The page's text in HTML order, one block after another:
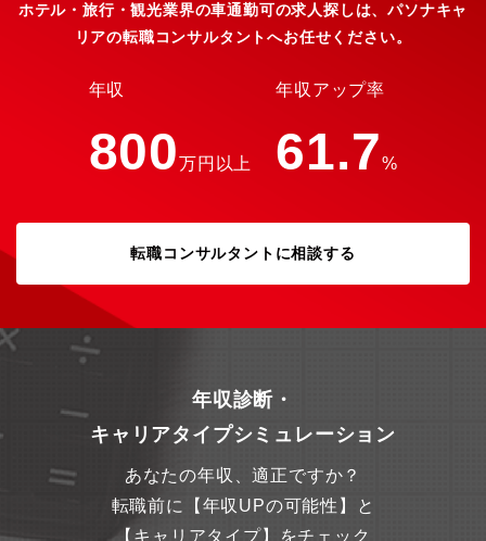
ホテル・旅行・観光業界の車通勤可の求人探しは、パソナキャ
リアの転職コンサルタントへお任せください。
年収
800万円以上
年収アップ率
61.7%
転職コンサルタントに相談する
年収診断・
キャリアタイプシミュレーション
あなたの年収、適正ですか？
転職前に【年収UPの可能性】と
【キャリアタイプ】をチェック